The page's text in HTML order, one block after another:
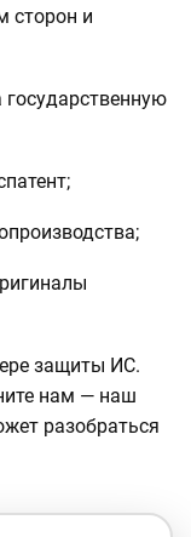
сторон и
защиты ИС.
нам — наш
разобраться